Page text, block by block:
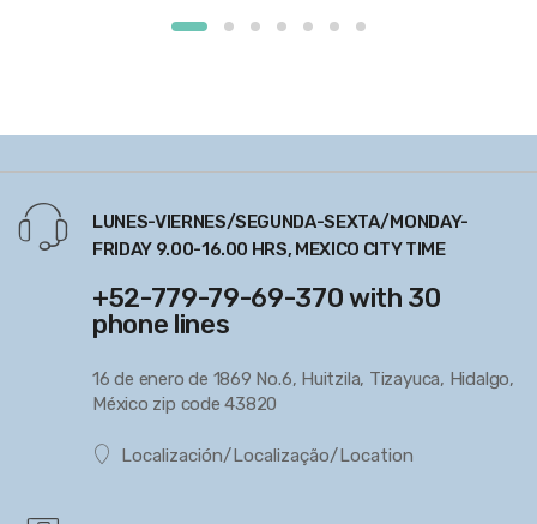
LUNES-VIERNES/SEGUNDA-SEXTA/MONDAY-
FRIDAY 9.00-16.00 HRS, MEXICO CITY TIME
+52-779-79-69-370 with 30
phone lines
16 de enero de 1869 No.6, Huitzila, Tizayuca, Hidalgo,
México zip code 43820
Localización/Localização/Location